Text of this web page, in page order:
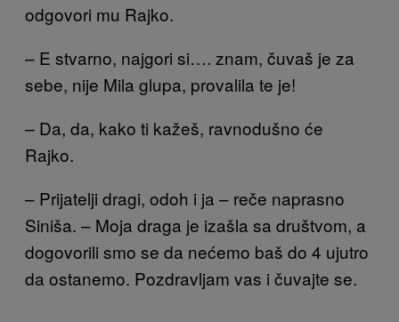
odgovori mu Rajko.
– E stvarno, najgori si…. znam, čuvaš je za
sebe, nije Mila glupa, provalila te je!
– Da, da, kako ti kažeš, ravnodušno će
Rajko.
– Prijatelji dragi, odoh i ja – reče naprasno
Siniša. – Moja draga je izašla sa društvom, a
dogovorili smo se da nećemo baš do 4 ujutro
da ostanemo. Pozdravljam vas i čuvajte se.